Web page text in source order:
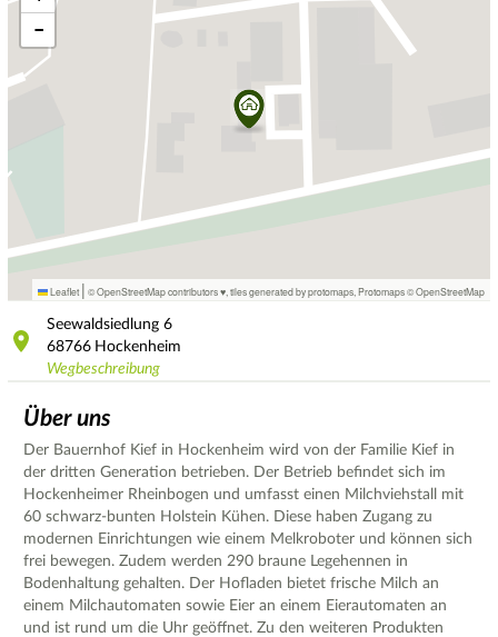
−
Leaflet | © OpenStreetMap contributors ♥, tiles generated by protomaps Protomaps©OpenStreetMap
Seewaldsiedlung 6
68766 Hockenheim
Wegbeschreibung
Über uns
Der Bauernhof Kief in Hockenheim wird von der Familie Kief in
der dritten Generation betrieben. Der Betrieb befindet sich im
Hockenheimer Rheinbogen und umfasst einen Milchviehstall mit
60 schwarz-bunten Holstein Kühen. Diese haben Zugang zu
modernen Einrichtungen wie einem Melkroboter und können sich
frei bewegen. Zudem werden 290 braune Legehennen in
Bodenhaltung gehalten. Der Hofladen bietet frische Milch an
einem Milchautomaten sowie Eier an einem Eierautomaten an
und ist rund um die Uhr geöffnet. Zu den weiteren Produkten